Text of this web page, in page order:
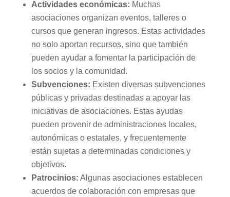
Actividades económicas: Muchas
asociaciones organizan eventos, talleres o
cursos que generan ingresos. Estas actividades
no solo aportan recursos, sino que también
pueden ayudar a fomentar la participación de
los socios y la comunidad.
Subvenciones: Existen diversas subvenciones
públicas y privadas destinadas a apoyar las
iniciativas de asociaciones. Estas ayudas
pueden provenir de administraciones locales,
autonómicas o estatales, y frecuentemente
están sujetas a determinadas condiciones y
objetivos.
Patrocinios: Algunas asociaciones establecen
acuerdos de colaboración con empresas que